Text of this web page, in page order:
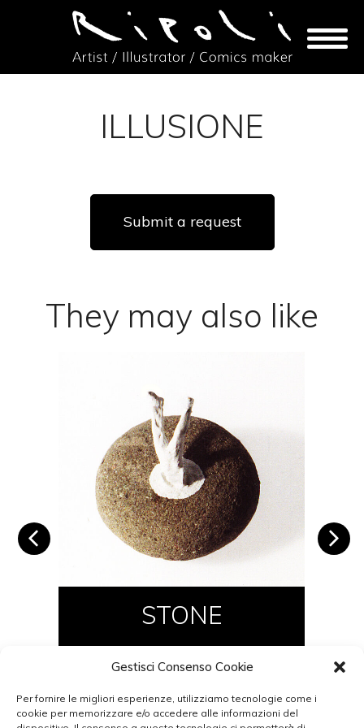
Gestisci Consenso Cookie
Per fornire le migliori esperienze, utilizziamo tecnologie come i
cookie per memorizzare e/o accedere alle informazioni del
ILLUSIONE
Submit a request
They may also like
STONE
DETTAGLI